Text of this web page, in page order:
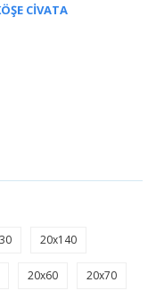
CİVATA
20x140
20x60 20x70